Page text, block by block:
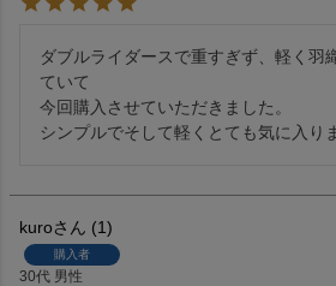
ダブルライダースで重すぎず、軽く羽
ていて
今回購入させていただきました。
シンプルでそして軽くとても気に入り
kuro 1
購入者
30代 男性